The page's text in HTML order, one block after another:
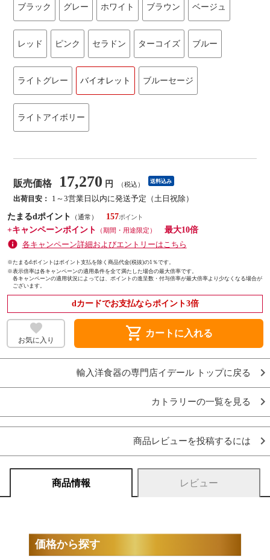
ブラック グレー ホワイト ブラウン ベージュ
レッド ピンク セラドン ターコイズ ブルー
ライトグレー バイオレット ブルーセージ
ライトアイボリー
販売価格 17,270 円 （税込） 送料込み
出荷目安：
1～3営業日以内に発送予定（土日祝除）
たまるdポイント
（通常）
157
+キャンペーンポイント
（期間・用途限定）
最大10倍
各キャンペーン詳細およびエントリーはこちら
※たまるdポイントはポイント支払を除く商品代金(税抜)の1％です。
※表示倍率は各キャンペーンの適用条件を全て満たした場合の最大倍率です。
各キャンペーンの適用状況によっては、ポイントの進呈数・付与倍率が最大倍率より少なくなる場合が
ございます。
dカードでお支払ならポイント3倍
お気に入り shopping_cart カートに入れる
輸入洋食器の専門店イデール トップに戻る
カトラリーの一覧を見る
商品レビューを投稿するには
商品情報 レビュー
価格から探す